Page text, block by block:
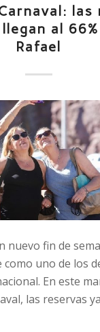
las
al 66%
Rafael
nuevo fin de
como uno de los
En este
las reservas